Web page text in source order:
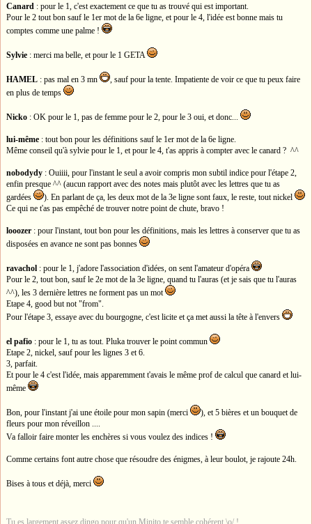
Canard : pour le 1, c'est exactement ce que tu as trouvé qui est important.
Pour le 2 tout bon sauf le 1er mot de la 6e ligne, et pour le 4, l'idée est bonne mais tu
comptes comme une palme !
Sylvie : merci ma belle, et pour le 1 GETA
HAMEL : pas mal en 3 mn
, sauf pour la tente. Impatiente de voir ce que tu peux faire
en plus de temps
Nicko : OK pour le 1, pas de femme pour le 2, pour le 3 oui, et donc...
lui-même : tout bon pour les définitions sauf le 1er mot de la 6e ligne.
Même conseil qu'à sylvie pour le 1, et pour le 4, t'as appris à compter avec le canard ? ^^
nobodydy : Ouiiii, pour l'instant le seul a avoir compris mon subtil indice pour l'étape 2,
enfin presque ^^ (aucun rapport avec des notes mais plutôt avec les lettres que tu as
gardées
). En parlant de ça, les deux mot de la 3e ligne sont faux, le reste, tout nickel
Ce qui ne t'as pas empêché de trouver notre point de chute, bravo !
looozer : pour l'instant, tout bon pour les définitions, mais les lettres à conserver que tu as
disposées en avance ne sont pas bonnes
ravachol : pour le 1, j'adore l'association d'idées, on sent l'amateur d'opéra
Pour le 2, tout bon, sauf le 2e mot de la 3e ligne, quand tu l'auras (et je sais que tu l'auras
^^), les 3 dernière lettres ne forment pas un mot
Etape 4, good but not "from".
Pour l'étape 3, essaye avec du bourgogne, c'est licite et ça met aussi la tête à l'envers
el pafio : pour le 1, tu as tout. Pluka trouver le point commun
Etape 2, nickel, sauf pour les lignes 3 et 6.
3, parfait.
Et pour le 4 c'est l'idée, mais apparemment t'avais le même prof de calcul que canard et lui-
même
Bon, pour l'instant j'ai une étoile pour mon sapin (merci
), et 5 bières et un bouquet de
fleurs pour mon réveillon ....
Va falloir faire monter les enchères si vous voulez des indices !
Comme certains font autre chose que résoudre des énigmes, à leur boulot, je rajoute 24h.
Bises à tous et déjà, merci
Tu es largement assez dingo pour qu'un Minito te semble cohérent \o/ !